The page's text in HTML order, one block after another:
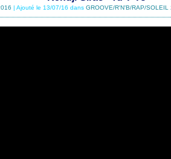
| Ajouté le 13/07/16 dans GROOVE/R'N'B/RAP/SOLEIL